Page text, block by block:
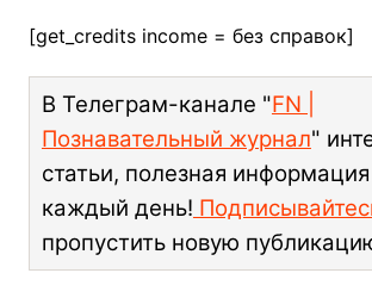
[get_credits income = без справок]
В Телеграм-канале "FN |
Познавательный журнал"
статьи, полезная
каждый день!
пропустить новую